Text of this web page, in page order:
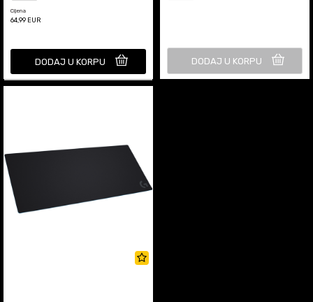
Cijena
64,99 EUR
DODAJ U KORPU DODAJ U KORPU